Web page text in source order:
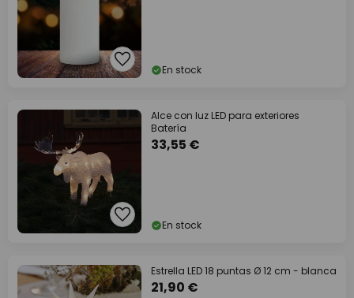
En stock
Alce con luz LED para exteriores
Batería
33,55 €
En stock
Estrella LED 18 puntas Ø 12 cm - blanca
21,90 €